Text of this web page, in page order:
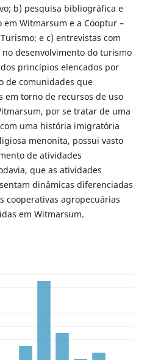
b) pesquisa bibliográfica e
Witmarsum e a Cooptur –
e c) entrevistas com
desenvolvimento do turismo
princípios elencados por
de comunidades que
em torno de recursos de uso
por se tratar de uma
uma história imigratória
menonita, possui vasto
de atividades
que as atividades
dinâmicas diferenciadas
cooperativas agropecuárias
em Witmarsum.